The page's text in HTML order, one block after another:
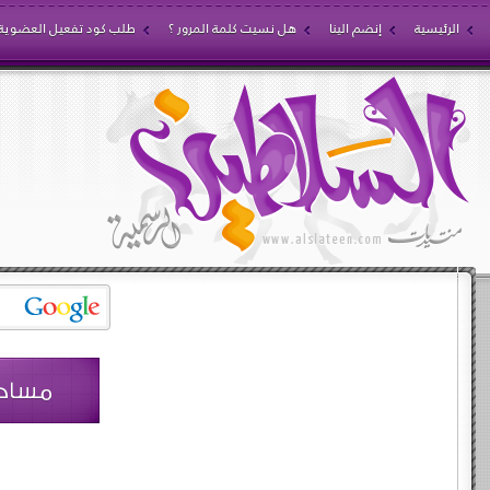
الرئيسية إنضم الينا هل نسيت كلمة المرور ؟ طلب كود تفعيل